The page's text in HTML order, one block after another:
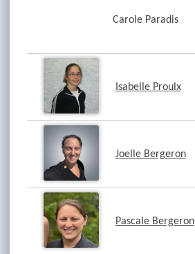
Carole Paradis
Isabelle Proulx
Joelle Bergeron
Pascale Bergeron